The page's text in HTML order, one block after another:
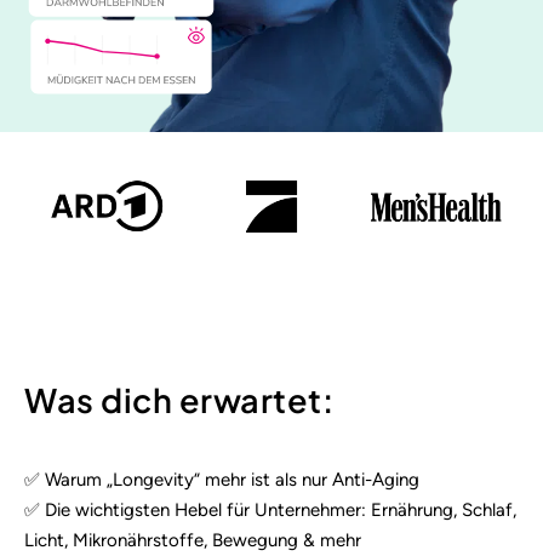
Was dich erwartet:
✅ Warum „Longevity“ mehr ist als nur Anti-Aging
✅ Die wichtigsten Hebel für Unternehmer: Ernährung, Schlaf,
Licht, Mikronährstoffe, Bewegung & mehr